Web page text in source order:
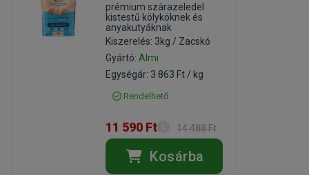
prémium szárazeledel
kistestű kölyköknek és
anyakutyáknak
Kiszerelés: 3kg / Zacskó
Gyártó: Almi
Egységár: 3 863 Ft / kg
Rendelhető
11 590 Ft 14 488 Ft
Kosárba